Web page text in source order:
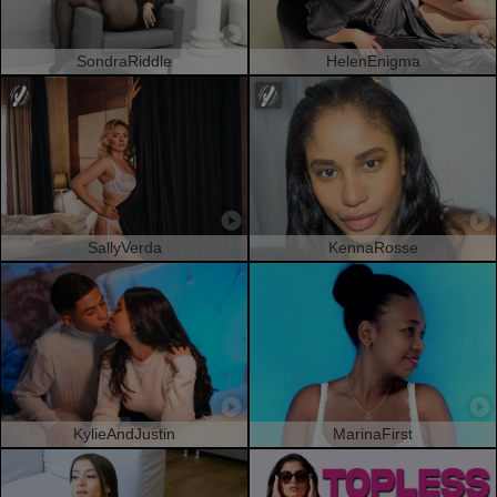
SondraRiddle HelenEnigma
SallyVerda KennaRosse
KylieAndJustin MarinaFirst